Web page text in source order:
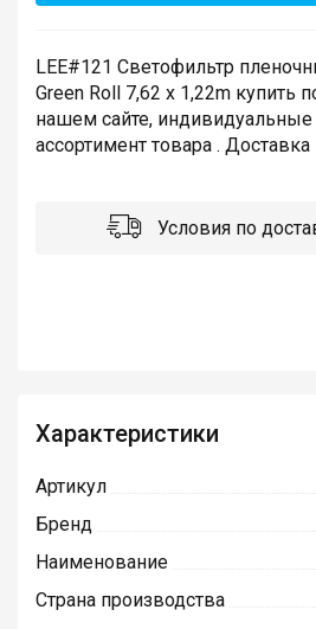
LEE#121 Светофильтр
Green Roll 7,62 x 1,22m купить
нашем сайте,
ассортимент товара .
Условия по
Характеристики
Артикул
Бренд
Наименование
Страна производства